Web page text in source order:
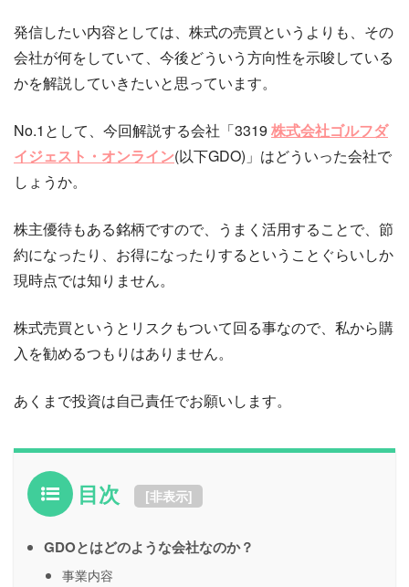
発信したい内容としては、株式の売買というよりも、その
会社が何をしていて、今後どういう方向性を示唆している
かを解説していきたいと思っています。
No.1として、今回解説する会社「3319 株式会社ゴルフダ
イジェスト・オンライン(以下GDO)」はどういった会社で
しょうか。
株主優待もある銘柄ですので、うまく活用することで、節
約になったり、お得になったりするということぐらいしか
現時点では知りません。
株式売買というとリスクもついて回る事なので、私から購
入を勧めるつもりはありません。
あくまで投資は自己責任でお願いします。
目次 [非表示]
GDOとはどのような会社なのか？
事業内容